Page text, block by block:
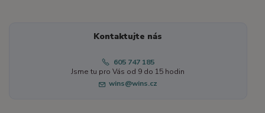
Kontaktujte nás
605 747 185
Jsme tu pro Vás od 9 do 15 hodin
wins@wins.cz